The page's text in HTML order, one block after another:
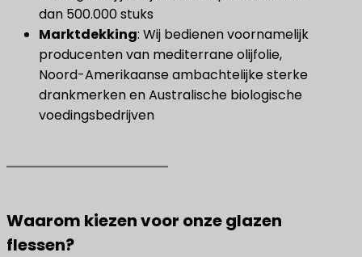
dan 500.000 stuks
Marktdekking​: Wij bedienen voornamelijk
producenten van mediterrane olijfolie,
Noord-Amerikaanse ambachtelijke sterke
drankmerken en Australische biologische
voedingsbedrijven
Waarom kiezen voor onze glazen
flessen?